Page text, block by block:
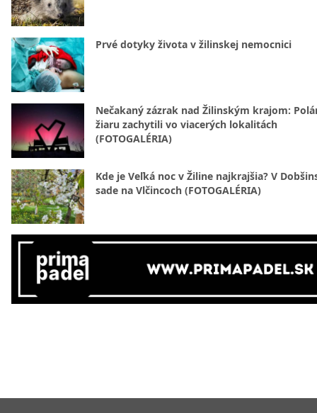
Prvé dotyky života v žilinskej nemocnici
Nečakaný zázrak nad Žilinským krajom:
žiaru zachytili vo viacerých lokalitách
(FOTOGALÉRIA)
Kde je Veľká noc v Žiline najkrajšia? V
sade na Vlčincoch (FOTOGALÉRIA)